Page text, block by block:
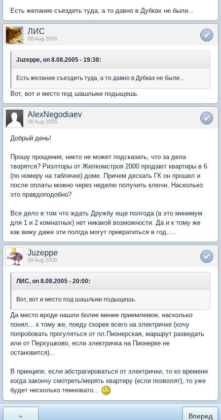
Есть желание съездить туда, а то давно в Дубках не были...
ЛИС
08 Aug 2005
Juzeppe, on 8.08.2005 - 19:38:
Есть желание съездить туда, а то давно в Дубках не были...
Вот, вот и место под шашлыки подыщешь.
AlexNegodiaev
08 Aug 2005
Добрый день!
Прошу прощения, никто не может подсказать, что за дела
творятся? Риэлторы от Жилкомстроя 2000 продают квартиры в 6
(по номеру на табличке) доме. Причем дескать ГК он прошел и
после оплаты можно через неделю получить ключи. Насколько
это правдоподобно?
Все дело в том что ждать Дружбу еще полгода (а это минимум
для 1 и 2 комнатных) нет никакой возможности. Да и к тому же
как вижу даже эти полгда могут превратиться в год.....
Juzeppe
09 Aug 2005
ЛИС, on 8.08.2005 - 20:00:
Вот, вот и место под шашлыки подыщешь.
Да место вроде нашли более менее приемлемое, насколько
понял... к тому же, поеду скорее всего на электричке (хочу
попробовать прогуляться от пл.Пионерская, маршрут разведать
или от Перхушково, если электричка на Пионерке не
остановится)...
В принципе, если абстрагироваться от электрички, то ко времени
когда закончу смотреть/мерять квартиру (если позволят), то уже
будет несколько темновато...
«
Вперед